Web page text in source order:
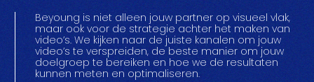
Beyoung is niet alleen jouw partner op visueel vlak,
maar ook voor de strategie achter het maken van
video’s. We kijken naar de juiste kanalen om jouw
video’s te verspreiden, de beste manier om jouw
doelgroep te bereiken en hoe we de resultaten
kunnen meten en optimaliseren.